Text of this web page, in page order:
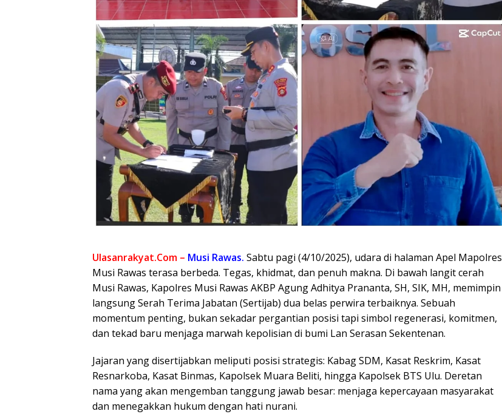
Ulasanrakyat.Com – Musi Rawas. Sabtu pagi (4/10/2025), udara di halaman Apel Mapolres
Musi Rawas terasa berbeda. Tegas, khidmat, dan penuh makna. Di bawah langit cerah
Musi Rawas, Kapolres Musi Rawas AKBP Agung Adhitya Prananta, SH, SIK, MH, memimpin
langsung Serah Terima Jabatan (Sertijab) dua belas perwira terbaiknya. Sebuah
momentum penting, bukan sekadar pergantian posisi tapi simbol regenerasi, komitmen,
dan tekad baru menjaga marwah kepolisian di bumi Lan Serasan Sekentenan.
Jajaran yang disertijabkan meliputi posisi strategis: Kabag SDM, Kasat Reskrim, Kasat
Resnarkoba, Kasat Binmas, Kapolsek Muara Beliti, hingga Kapolsek BTS Ulu. Deretan
nama yang akan mengemban tanggung jawab besar: menjaga kepercayaan masyarakat
dan menegakkan hukum dengan hati nurani.